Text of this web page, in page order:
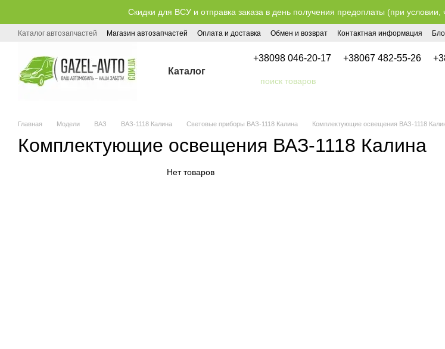
Перейти к основному контентуСкидки для ВСУ и отправка заказа в день получения предоплаты (при условии,
Каталог автозапчастей Магазин автозапчастей Оплата и доставка Обмен и возврат Контактная информация
Каталог
+38098 046-20-17 +38067 482-55-26
Главная Модели ВАЗ ВАЗ-1118 Калина Световые приборы ВАЗ-1118 Калина Комплектующие освещения ВАЗ-1118
Комплектующие освещения ВАЗ-1118 Калина
Нет товаров